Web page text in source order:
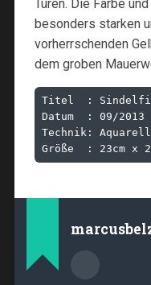
Türen. Die Farbe
besonders starken
vorherrschenden
dem groben
Titel  :
Datum  : 09/2013
Technik: Aquarell
Größe  : 23cm x